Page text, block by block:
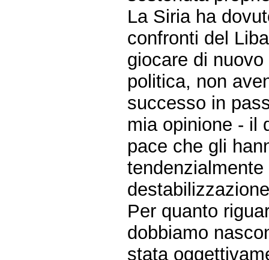
La Siria ha
confronti del
giocare di
politica, non
successo in
mia opinione - il
pace che gli
Per quanto
dobbiamo
stata